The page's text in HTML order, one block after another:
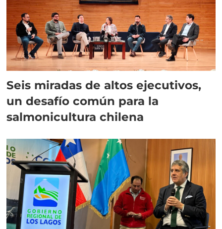
Seis miradas de altos ejecutivos,
un desafío común para la
salmonicultura chilena